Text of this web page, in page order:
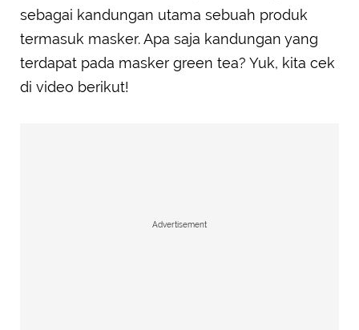
sebagai kandungan utama sebuah produk
termasuk masker. Apa saja kandungan yang
terdapat pada masker green tea? Yuk, kita cek
di video berikut!
Advertisement